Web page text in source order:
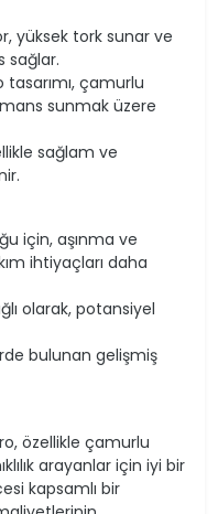
yüksek tork sunar ve
sağlar.
tasarımı, çamurlu
sunmak üzere
sağlam ve
için, aşınma ve
ihtiyaçları daha
olarak, potansiyel
bulunan gelişmiş
özellikle çamurlu
arayanlar için iyi bir
kapsamlı bir